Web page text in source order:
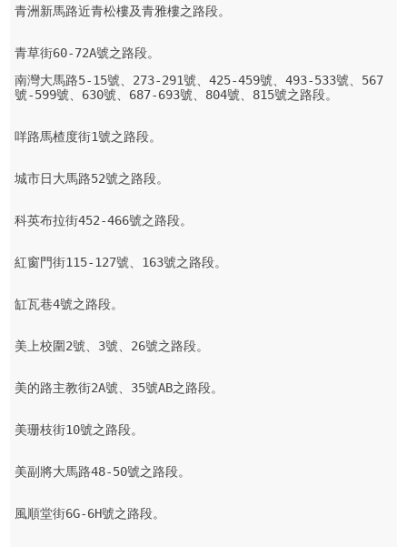
青洲新馬路近青松樓及青雅樓之路段。
青草街60-72A號之路段。
南灣大馬路5-15號、273-291號、425-459號、493-533號、567
號-599號、630號、687-693號、804號、815號之路段。
咩路馬楂度街1號之路段。
城市日大馬路52號之路段。
科英布拉街452-466號之路段。
紅窗門街115-127號、163號之路段。
缸瓦巷4號之路段。
美上校圍2號、3號、26號之路段。
美的路主教街2A號、35號AB之路段。
美珊枝街10號之路段。
美副將大馬路48-50號之路段。
風順堂街6G-6H號之路段。